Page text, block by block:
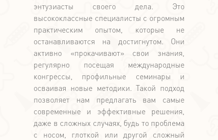
энтузиасты своего дела. Это
высококлассные специалисты с огромным
практическим опытом, которые не
останавливаются на достигнутом. Они
активно «прокачивают» свои знания,
регулярно посещая международные
конгрессы, профильные семинары и
осваивая новые методики. Такой подход
позволяет нам предлагать вам самые
современные и эффективные решения,
даже в сложных случаях, будь то проблема
с носом, глоткой или другой сложный